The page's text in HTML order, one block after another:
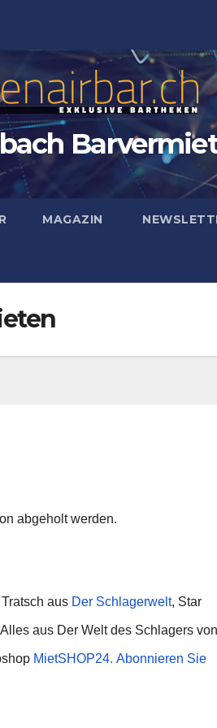
MAGAZIN
abgeholt werden.
aus Der Schlagerwelt, Star
aus Der Welt des Schlagers
MietSHOP24. Abonnieren Sie